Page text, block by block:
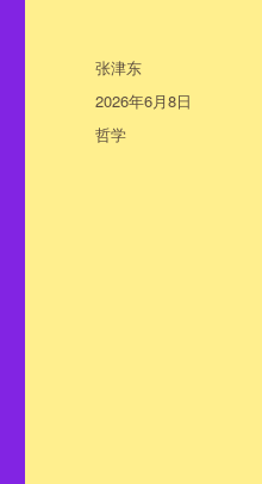
作
者
张津东
发
布
于
2026年6月8日
分
哲学